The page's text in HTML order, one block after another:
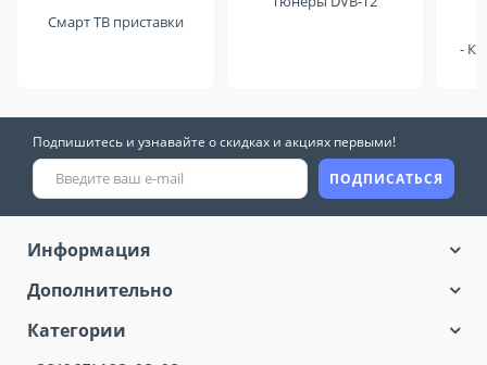
Смарт ТВ приставки
-
Подпишитесь и узнавайте о скидках и акциях первыми!
ПОДПИСАТЬСЯ
Информация
Дополнительно
Категории